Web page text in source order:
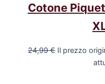
Cotone
24,99€ Il prezzo